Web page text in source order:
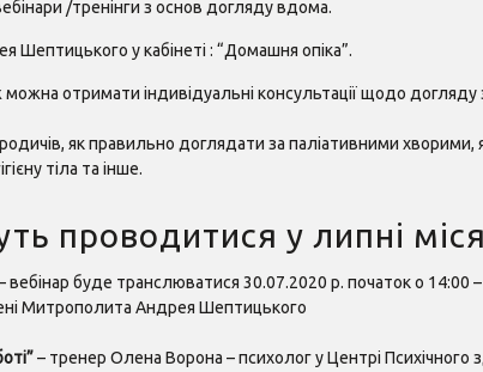
/тренінги з основ догляду вдома.
у кабінеті : “Домашня опіка”.
можна отримати індивідуальні консультації щодо
як правильно доглядати за паліативними хворими,
тіла та інше.
проводитися у липні
вебінар буде транслюватися 30.07.2020 р. початок о
Митрополита Андрея Шептицького
– тренер Олена Ворона – психолог у Центрі